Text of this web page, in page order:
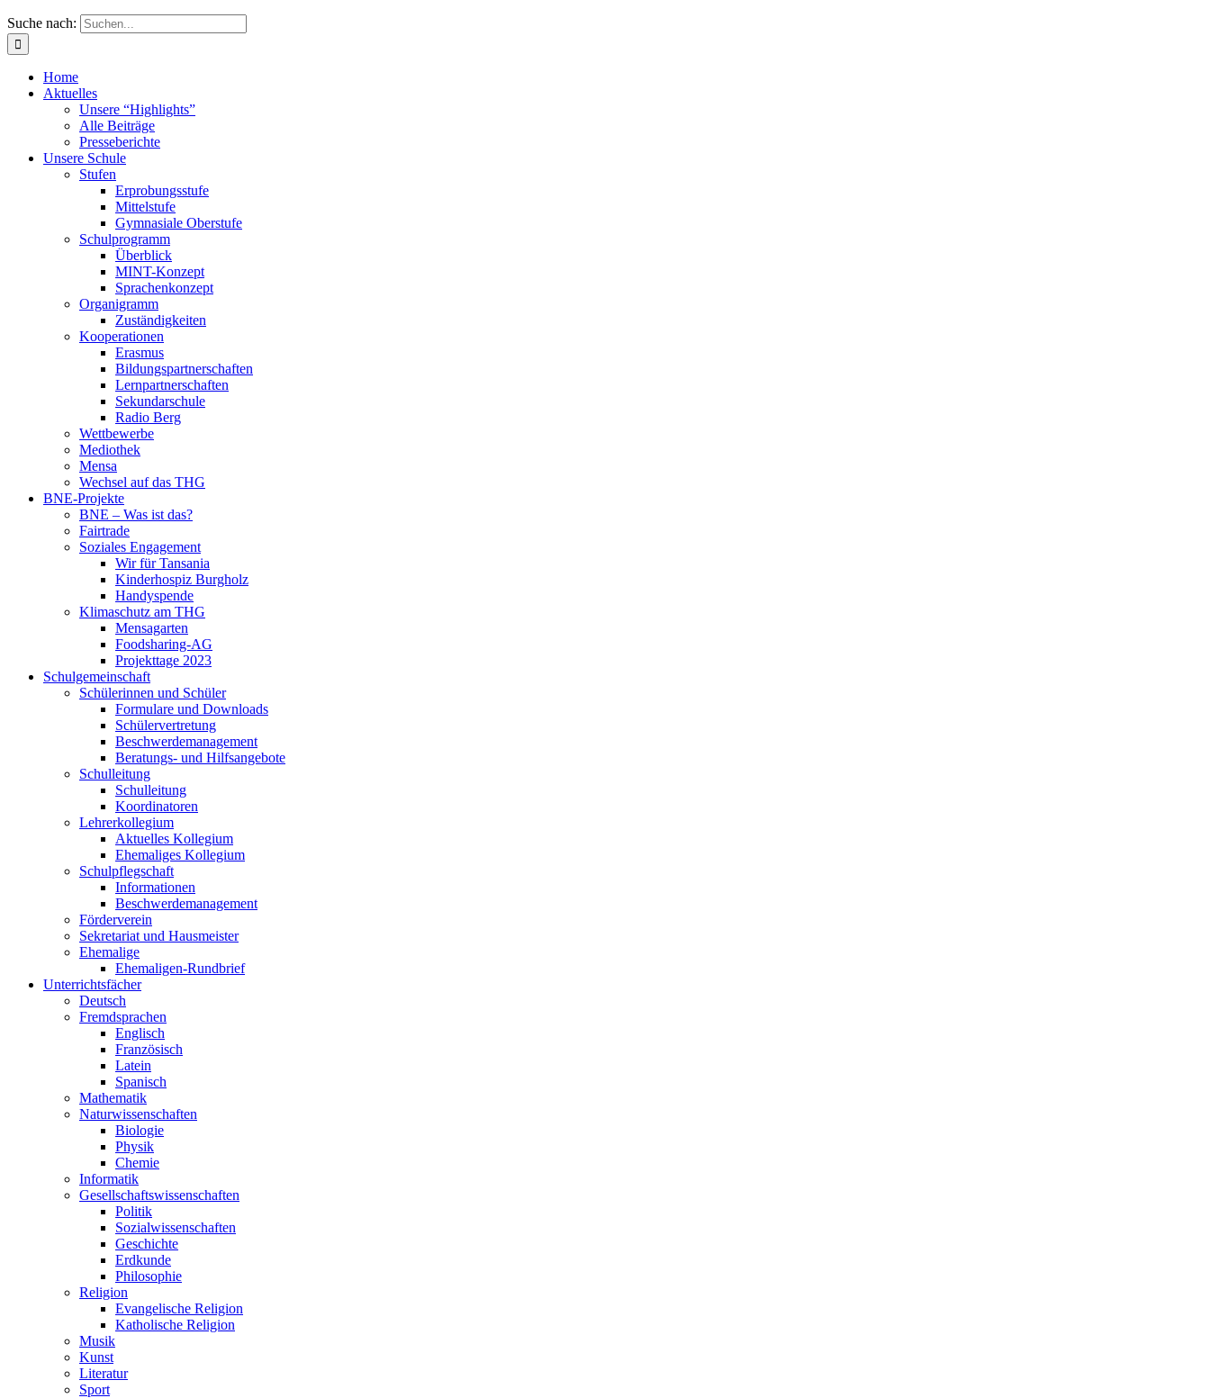
Suche nach:
Home
Aktuelles
Unsere “Highlights”
Alle Beiträge
Presseberichte
Unsere Schule
Stufen
Erprobungsstufe
Mittelstufe
Gymnasiale Oberstufe
Schulprogramm
Überblick
MINT-Konzept
Sprachenkonzept
Organigramm
Zuständigkeiten
Kooperationen
Erasmus
Bildungspartnerschaften
Lernpartnerschaften
Sekundarschule
Radio Berg
Wettbewerbe
Mediothek
Mensa
Wechsel auf das THG
BNE-Projekte
BNE – Was ist das?
Fairtrade
Soziales Engagement
Wir für Tansania
Kinderhospiz Burgholz
Handyspende
Klimaschutz am THG
Mensagarten
Foodsharing-AG
Projekttage 2023
Schulgemeinschaft
Schülerinnen und Schüler
Formulare und Downloads
Schülervertretung
Beschwerdemanagement
Beratungs- und Hilfsangebote
Schulleitung
Schulleitung
Koordinatoren
Lehrerkollegium
Aktuelles Kollegium
Ehemaliges Kollegium
Schulpflegschaft
Informationen
Beschwerdemanagement
Förderverein
Sekretariat und Hausmeister
Ehemalige
Ehemaligen-Rundbrief
Unterrichtsfächer
Deutsch
Fremdsprachen
Englisch
Französisch
Latein
Spanisch
Mathematik
Naturwissenschaften
Biologie
Physik
Chemie
Informatik
Gesellschaftswissenschaften
Politik
Sozialwissenschaften
Geschichte
Erdkunde
Philosophie
Religion
Evangelische Religion
Katholische Religion
Musik
Kunst
Literatur
Sport